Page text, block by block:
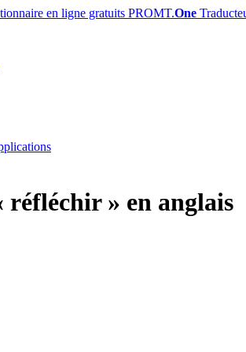
PROMT.One
» en anglais